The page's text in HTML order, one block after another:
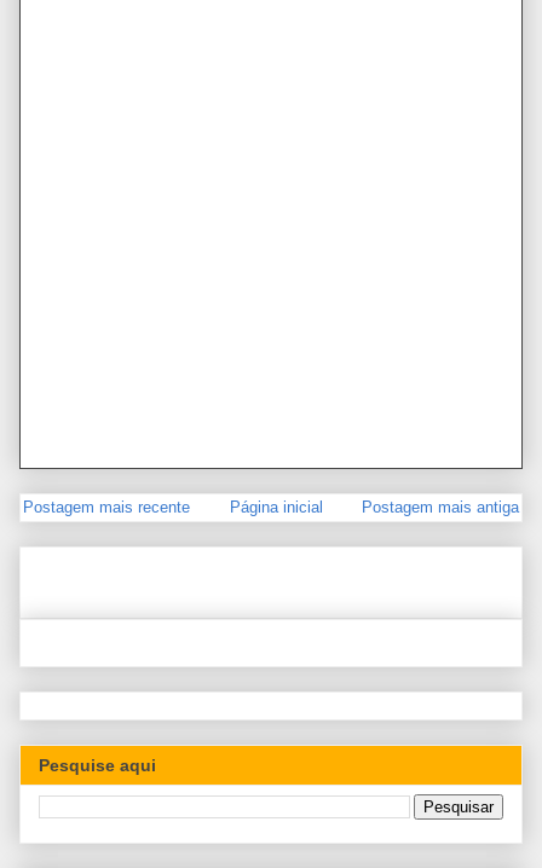
Postagem mais recente Postagem mais antiga
Página inicial
Pesquise aqui